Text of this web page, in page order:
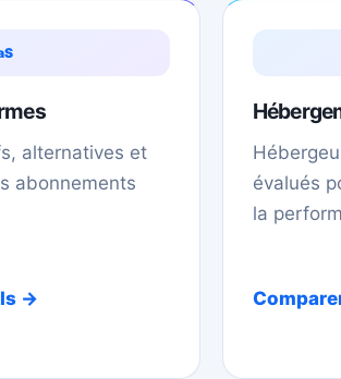
alternatives et
abonnements
→
évalués
la